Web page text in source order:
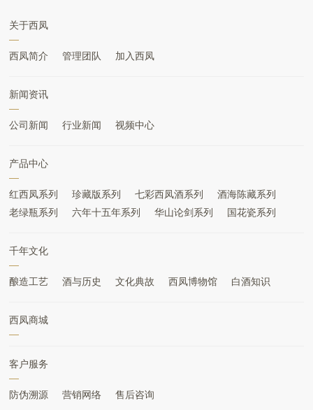
关于西凤
西凤简介 管理团队 加入西凤
新闻资讯
公司新闻 行业新闻 视频中心
产品中心
红西凤系列 珍藏版系列 七彩西凤酒系列
酒海陈藏系列
老绿瓶系列
六年十五年系列 华山论剑系列 国花瓷系列
千年文化
酿造工艺 酒与历史 文化典故 西凤博物馆 白酒知识
西凤商城
客户服务
防伪溯源 营销网络 售后咨询